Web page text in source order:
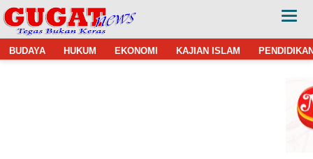
BUDAYA HUKUM EKONOMI KAJIAN ISLAM